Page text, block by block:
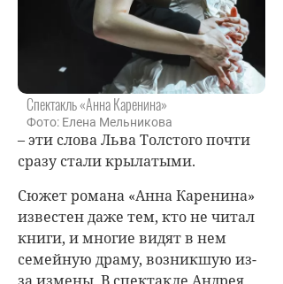
Спектакль «Анна Каренина»
Фото: Елена Мельникова
– эти слова Льва Толстого почти
сразу стали крылатыми.
Сюжет романа «Анна Каренина»
известен даже тем, кто не читал
книги, и многие видят в нем
семейную драму, возникшую из-